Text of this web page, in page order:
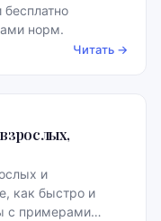
бесплатно
норм.
Читать →
и
как быстро и
с примерами